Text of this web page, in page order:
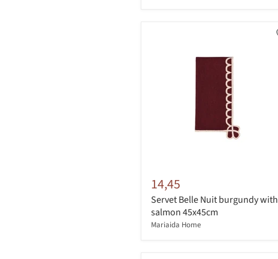
14,45
Servet Belle Nuit burgundy with
salmon 45x45cm
Mariaida Home